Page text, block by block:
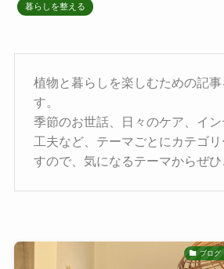
暮らしを整える
植物と暮らしを楽しむための記事
す。
季節のお世話、日々のケア、イ
工夫など、テーマごとにカテゴリ
すので、気になるテーマからぜひ
ブログ